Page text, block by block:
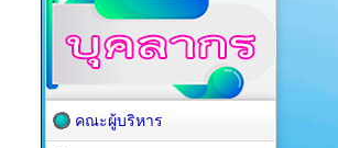
คณะผู้บริหาร